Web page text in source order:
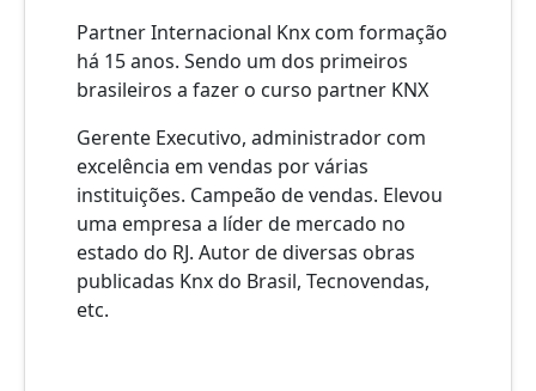
Partner Internacional Knx com formação
há 15 anos. Sendo um dos primeiros
brasileiros a fazer o curso partner KNX
Gerente Executivo, administrador com
excelência em vendas por várias
instituições. Campeão de vendas. Elevou
uma empresa a líder de mercado no
estado do RJ. Autor de diversas obras
publicadas Knx do Brasil, Tecnovendas,
etc.